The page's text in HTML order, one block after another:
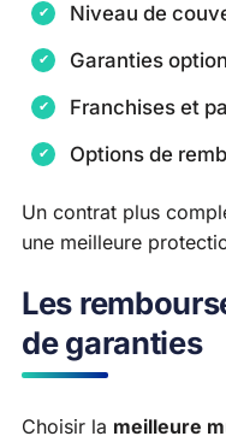
Niveau de
Garanties
Franchises et
Options de
Un contrat plus
une meilleure
Les
de garanties
Choisir la meilleure